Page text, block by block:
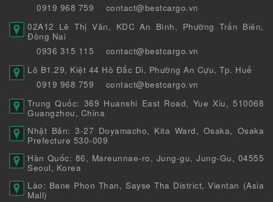
0919 968 759
contact@bestcargo.vn
02A12 Lê Thị Vân, KDC An Bình, Phường Trấn Biên,
Đồng Nai
0936 315 115
contact@bestcargo.vn
Lô B1.29, Kiệt 44 Hồ Đắc Di, Phường An Cựu, Tp. Huế
0919 968 759
contact@bestcargo.vn
Trung Quốc: 369 Huanshi East Road, Yue Xiu, 510068
Guangzhou, China
Nhật Bản: 3-27 Doyamacho, Kita Ward, Osaka, Osaka
Prefecture 530-009
Hàn Quốc: 86, Mareunnae-ro, Jung-gu, Jung-Gu, 04555
Seoul, Korea
Lào: Bane Phon Than, Sayse Tha District, Vientan (Asia
Mall)